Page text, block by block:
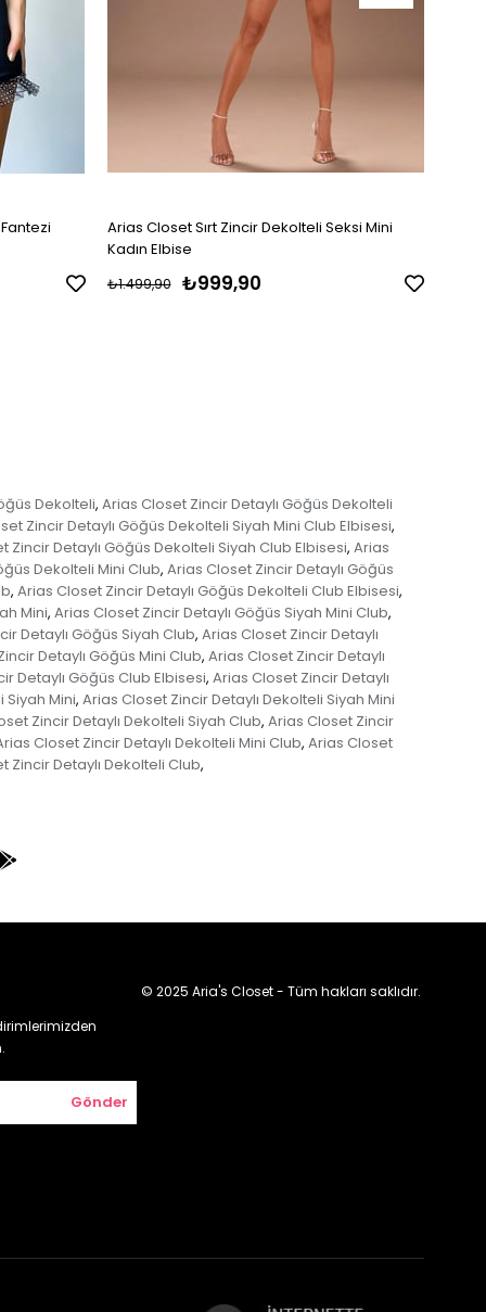
Arias Closet Sırt Zincir Dekolteli Seksi Mini
Kadın Elbise
₺999,90
₺1.499,90
Dekolteli, Arias Closet Zincir Detaylı Göğüs Dekolteli
Zincir Detaylı Göğüs Dekolteli Siyah Mini Club Elbisesi,
Zincir Detaylı Göğüs Dekolteli Siyah Club Elbisesi, Arias
Dekolteli Mini Club, Arias Closet Zincir Detaylı Göğüs
, Arias Closet Zincir Detaylı Göğüs Dekolteli Club Elbisesi,
Mini, Arias Closet Zincir Detaylı Göğüs Siyah Mini Club,
Detaylı Göğüs Siyah Club, Arias Closet Zincir Detaylı
Detaylı Göğüs Mini Club, Arias Closet Zincir Detaylı
Detaylı Göğüs Club Elbisesi, Arias Closet Zincir Detaylı
Siyah Mini, Arias Closet Zincir Detaylı Dekolteli Siyah Mini
Zincir Detaylı Dekolteli Siyah Club, Arias Closet Zincir
Closet Zincir Detaylı Dekolteli Mini Club, Arias Closet
Zincir Detaylı Dekolteli Club,
Gönder
© 2025 Aria's Closet - Tüm hakları saklıdır.